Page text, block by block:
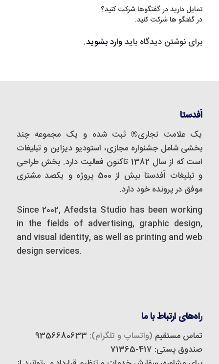
تمایل دارید در گفتگوها شرکت کنید؟
در گفتگو ها شرکت کنید.
برای نوشتن دیدگاه بایدوارد بشوید.
اَفدستا
یک علامت تجاری® ثبت شده و یک مجموعه‌ چند
بخشی شامل جشنواره مجازی، استودیو دیزاین و تبلیغات
است که از سال 1382 تاکنون فعالیت دارد. بخش طراحی
و تبلیغات اَفدستا بیش از 500 پروژه و یکصد مشتری
موفق در پرونده خود دارد.
Since 2002, Afedsta Studio has been working
in the fields of advertising, graphic design,
and visual identity, as well as printing and web
design services.
راه‌های ارتباط با ما
تماس مستقیم (واتساپ و تلگرام):
صندوق پستی: 417-71365